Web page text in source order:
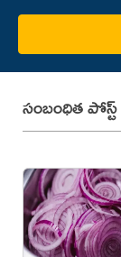
సంబంధిత పోస్ట్